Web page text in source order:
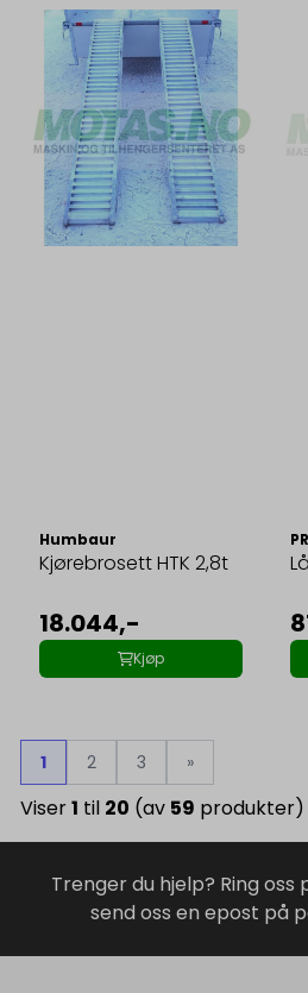
Humbaur
Kjørebrosett HTK 2,8t
18.044,-
Kjøp
1 2 3 »
Viser1 til 20 (av 59 produkter)
Trenger du hjelp? Ring
send oss en epost på